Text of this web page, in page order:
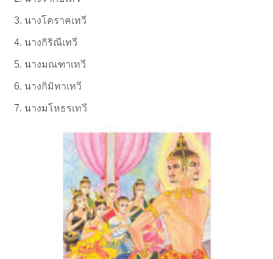
นางโคราคเทวี
นางกิริณีเทวี
นางมณฑาเทวี
นางกิมิทาเทวี
นางมโหธรเทวี